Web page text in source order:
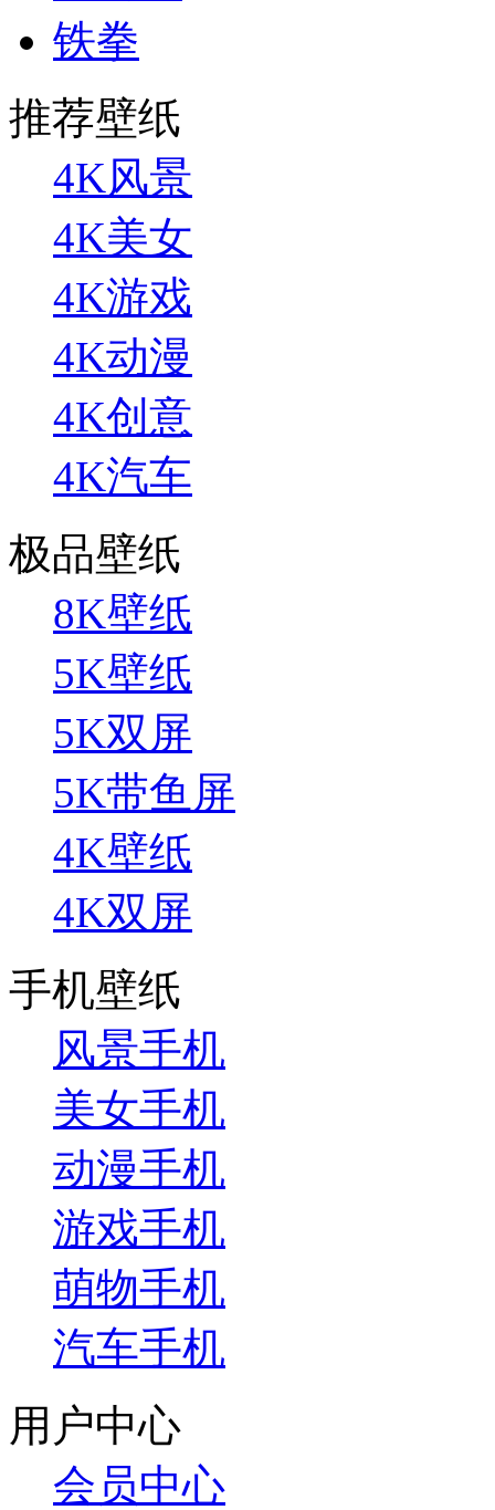
铁拳
推荐壁纸
4K风景
4K美女
4K游戏
4K动漫
4K创意
4K汽车
极品壁纸
8K壁纸
5K壁纸
5K双屏
5K带鱼屏
4K壁纸
4K双屏
手机壁纸
风景手机
美女手机
动漫手机
游戏手机
萌物手机
汽车手机
用户中心
会员中心